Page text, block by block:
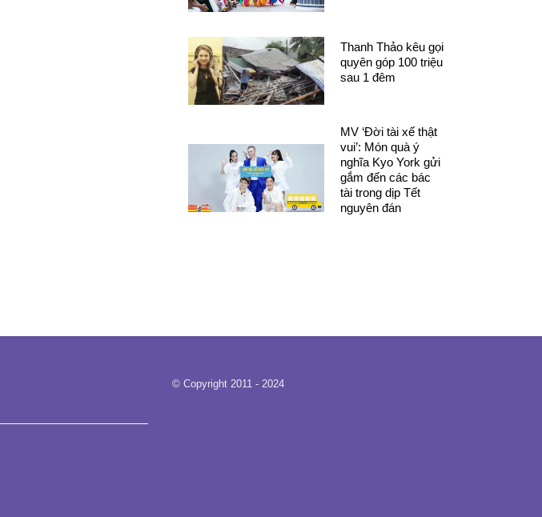
Thanh Thảo kêu gọi
quyên góp 100 triệu
sau 1 đêm
MV ‘Đời tài xế thật
vui’: Món quà ý
nghĩa Kyo York gửi
gắm đến các bác
tài trong dịp Tết
nguyên đán
© Copyright 2011 - 2024